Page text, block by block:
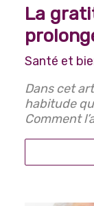
La
Santé et
Dans cet
habitude
Comment